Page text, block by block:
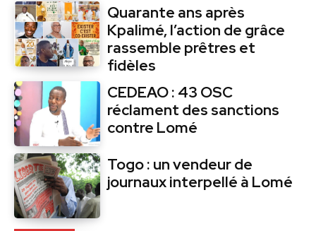
Quarante ans après
Kpalimé, l’action de grâce
rassemble prêtres et
fidèles
CEDEAO : 43 OSC
réclament des sanctions
contre Lomé
Togo : un vendeur de
journaux interpellé à Lomé